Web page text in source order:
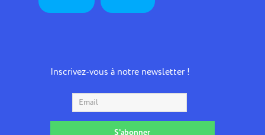
Inscrivez-vous à notre newsletter !